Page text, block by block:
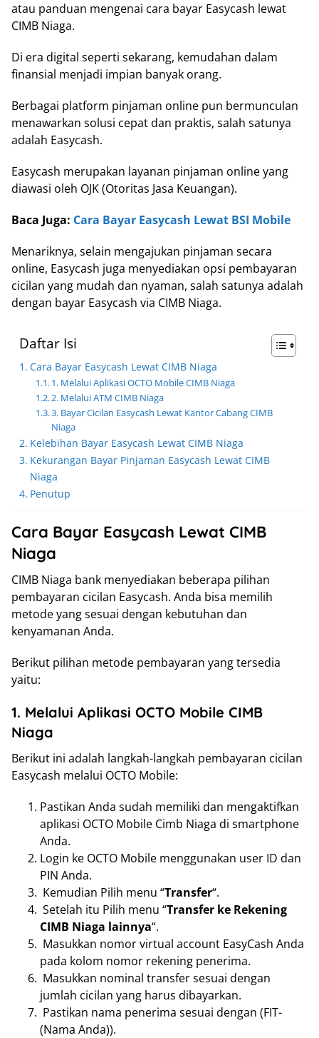
atau panduan mengenai cara bayar Easycash lewat
CIMB Niaga.
Di era digital seperti sekarang, kemudahan dalam
finansial menjadi impian banyak orang.
Berbagai platform pinjaman online pun bermunculan
menawarkan solusi cepat dan praktis, salah satunya
adalah Easycash.
Easycash merupakan layanan pinjaman online yang
diawasi oleh OJK (Otoritas Jasa Keuangan).
Baca Juga: Cara Bayar Easycash Lewat BSI Mobile
Menariknya, selain mengajukan pinjaman secara
online, Easycash juga menyediakan opsi pembayaran
cicilan yang mudah dan nyaman, salah satunya adalah
dengan bayar Easycash via CIMB Niaga.
Daftar Isi
Cara Bayar Easycash Lewat CIMB Niaga
1. Melalui Aplikasi OCTO Mobile CIMB Niaga
2. Melalui ATM CIMB Niaga
3. Bayar Cicilan Easycash Lewat Kantor Cabang CIMB
Niaga
Kelebihan Bayar Easycash Lewat CIMB Niaga
Kekurangan Bayar Pinjaman Easycash Lewat CIMB
Niaga
Penutup
Cara Bayar Easycash Lewat CIMB
Niaga
CIMB Niaga bank menyediakan beberapa pilihan
pembayaran cicilan Easycash. Anda bisa memilih
metode yang sesuai dengan kebutuhan dan
kenyamanan Anda.
Berikut pilihan metode pembayaran yang tersedia
yaitu:
1. Melalui Aplikasi OCTO Mobile CIMB
Niaga
Berikut ini adalah langkah-langkah pembayaran cicilan
Easycash melalui OCTO Mobile:
Pastikan Anda sudah memiliki dan mengaktifkan
aplikasi OCTO Mobile Cimb Niaga di smartphone
Anda.
Login ke OCTO Mobile menggunakan user ID dan
PIN Anda.
Kemudian Pilih menu “Transfer“.
Setelah itu Pilih menu “Transfer ke Rekening
CIMB Niaga lainnya“.
Masukkan nomor virtual account EasyCash Anda
pada kolom nomor rekening penerima.
Masukkan nominal transfer sesuai dengan
jumlah cicilan yang harus dibayarkan.
Pastikan nama penerima sesuai dengan (FIT-
(Nama Anda)).